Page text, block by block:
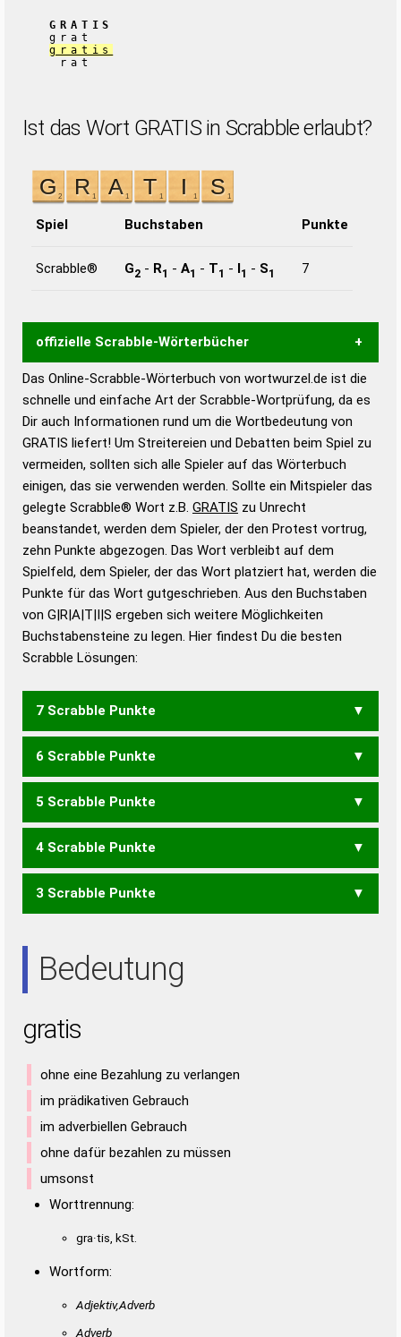
GRATIS
grat
gratis
rat
Ist das Wort GRATIS in Scrabble erlaubt?
Spiel Buchstaben Punkte
Scrabble® G2 - R1 - A1 - T1 - I1 - S1 7
offizielle Scrabble-Wörterbücher
Wortwurzel liefert mit Hilfe eines semantischen
Wortanalyse-Algorithmus gute Anhaltspunkte zu
Wortbedeutung, Worttrennung und Wortform, um die
Gültigkeit eines Wortes für das Scrabble-Spiel zu
bestimmen!
zugelassene Turnier Scrabble-
Wörterbücher sind:
Duden – Standardwerk in 12 Bänden
Duden – Richtiges und gutes
Deutsch
Duden – Die deutsche Grammatik
Duden – Deutsches
Das Online-Scrabble-Wörterbuch von wortwurzel.de ist die
schnelle und einfache Art der Scrabble-Wortprüfung, da es
Dir auch Informationen rund um die Wortbedeutung von
GRATIS liefert! Um Streitereien und Debatten beim Spiel zu
vermeiden, sollten sich alle Spieler auf das Wörterbuch
einigen, das sie verwenden werden. Sollte ein Mitspieler das
gelegte Scrabble® Wort z.B. GRATIS zu Unrecht
beanstandet, werden dem Spieler, der den Protest vortrug,
zehn Punkte abgezogen. Das Wort verbleibt auf dem
Spielfeld, dem Spieler, der das Wort platziert hat, werden die
Punkte für das Wort gutgeschrieben. Aus den Buchstaben
von G|R|A|T|I|S ergeben sich weitere Möglichkeiten
Buchstabensteine zu legen. Hier findest Du die besten
Scrabble Lösungen:
7 Scrabble Punkte
TARGIS
6 Scrabble Punkte
ARTIG ASTIG GARST
RAGST RASIG SARGT TARGI TRIGA
5 Scrabble Punkte
ARGS GART GAST GRAS
SARG STAG TAGS TRAG RITAS SITAR TRIAS
4 Scrabble Punkte
AGS ARG GAR GAS GAT
ASTI RAIS RAST RATS RIAS RIST RITA SARI STAR
3 Scrabble Punkte
Bedeutung
gratis
ohne eine Bezahlung zu verlangen
im prädikativen Gebrauch
im adverbiellen Gebrauch
ohne dafür bezahlen zu müssen
umsonst
Worttrennung:
gra·tis, kSt.
Wortform:
Adjektiv,Adverb
Adverb